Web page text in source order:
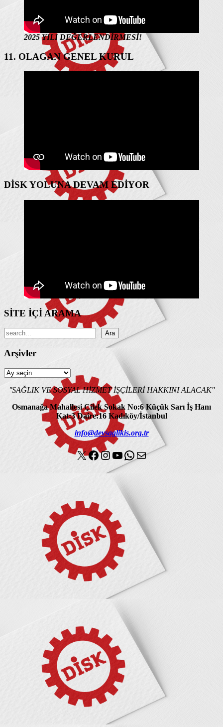
2025 YILI DEĞERLENDİRMESİ!
11. OLAGAN GENEL KURUL
DİSK YOLUNA DEVAM EDİYOR
SİTE İÇİ ARAMA
Ara Ara
Arşivler
Arşivler
''SAĞLIK VE SOSYAL HİZMET İŞÇİLERİ HAKKINI ALACAK''
Osmanağa Mahallesi Çilek Sokak No:6 Küçük Sarı İş Hanı
Kat:3 Daire:16 Kadıköy/İstanbul
info@devsaglikis.org.tr
X Facebook
Instagram
YouTube
WhatsApp
E-posta